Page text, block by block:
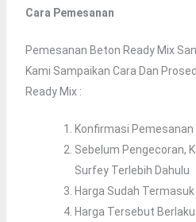
Cara Pemesanan
Pemesanan Beton Ready Mix
Kami Sampaikan Cara Dan
Ready Mix :
Konfirmasi Pemesanan
Sebelum Pengecoran,
Surfey Terlebih Dahulu
Harga Sudah Termasuk
Harga Tersebut